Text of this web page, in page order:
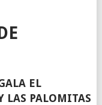
EL
LAS PALOMITAS